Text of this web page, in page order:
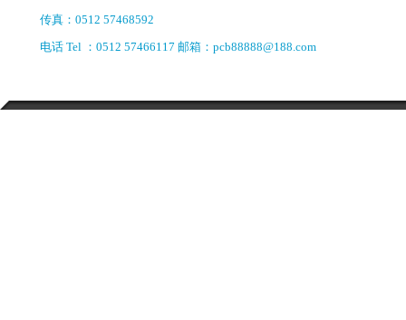
传真：0512 57468592
电话 Tel ：0512 57466117 邮箱：pcb88888@188.com